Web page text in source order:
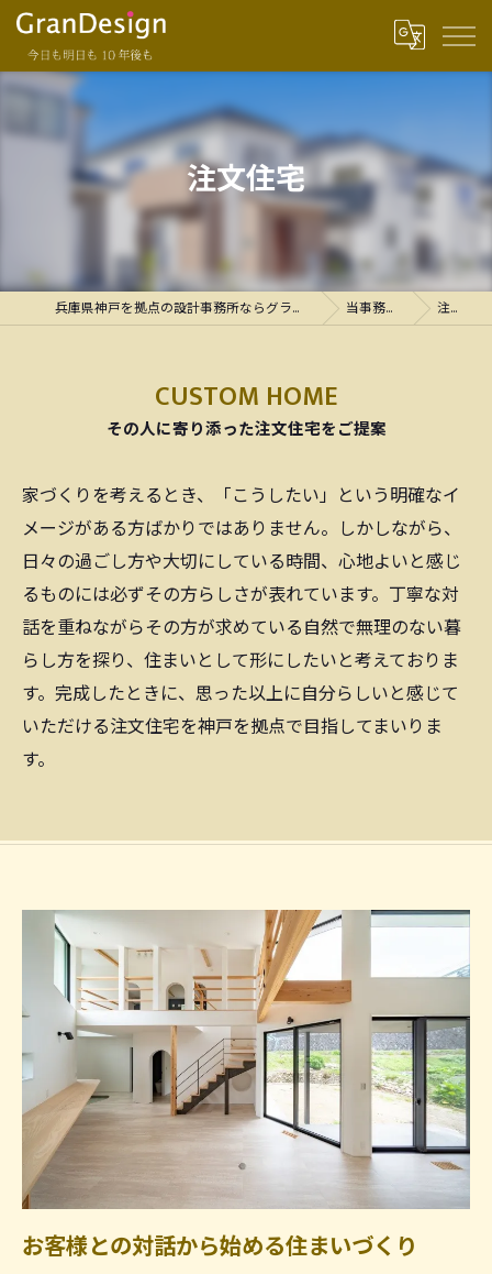
注文住宅
兵庫県神戸を拠点の設計事務所ならグランデザイン一級建築士事務所 当事務所の特徴 注文住宅
その人に寄り添った注文住宅をご提案
CUSTOM HOME
家づくりを考えるとき、「こうしたい」という明確なイ
メージがある方ばかりではありません。しかしながら、
日々の過ごし方や大切にしている時間、心地よいと感じ
るものには必ずその方らしさが表れています。丁寧な対
話を重ねながらその方が求めている自然で無理のない暮
らし方を探り、住まいとして形にしたいと考えておりま
す。完成したときに、思った以上に自分らしいと感じて
いただける注文住宅を神戸を拠点で目指してまいりま
す。
お客様との対話から始める住まいづくり